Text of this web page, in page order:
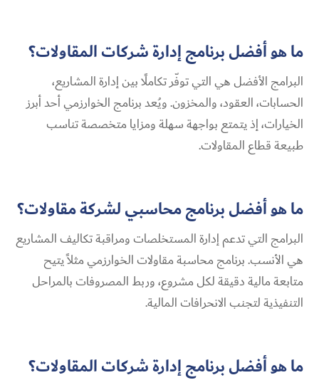
ما هو أفضل برنامج إدارة شركات المقاولات؟
البرامج الأفضل هي التي توفّر تكاملًا بين إدارة المشاريع،
الحسابات، العقود، والمخزون. ويُعد برنامج الخوارزمي أحد أبرز
الخيارات، إذ يتمتع بواجهة سهلة ومزايا متخصصة تناسب
طبيعة قطاع المقاولات.
ما هو أفضل برنامج محاسبي لشركة مقاولات؟
البرامج التي تدعم إدارة المستخلصات ومراقبة تكاليف المشاريع
هي الأنسب. برنامج محاسبة مقاولات الخوارزمي مثلاً يتيح
متابعة مالية دقيقة لكل مشروع، وربط المصروفات بالمراحل
التنفيذية لتجنب الانحرافات المالية.
ما هو أفضل برنامج إدارة شركات المقاولات؟